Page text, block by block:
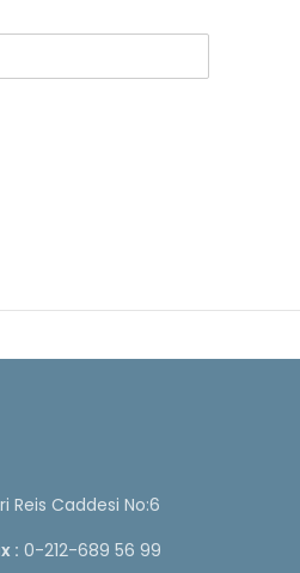
Reis Caddesi No:6
: 0-212-689 56 99